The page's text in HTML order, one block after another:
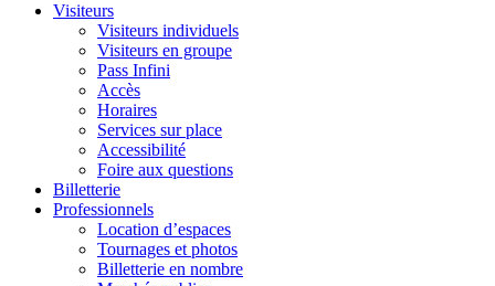
Visiteurs
Visiteurs individuels
Visiteurs en groupe
Pass Infini
Accès
Horaires
Services sur place
Accessibilité
Foire aux questions
Billetterie
Professionnels
Location d’espaces
Tournages et photos
Billetterie en nombre